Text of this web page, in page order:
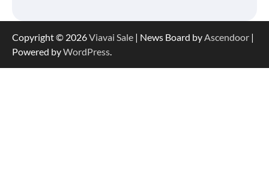
Copyright © 2026Viavai Sale | News Board byAscendoor |
Powered byWordPress.